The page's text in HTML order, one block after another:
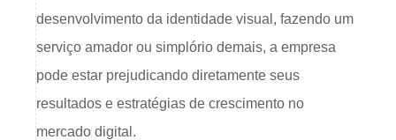
desenvolvimento da identidade visual, fazendo um
serviço amador ou simplório demais, a empresa
pode estar prejudicando diretamente seus
resultados e estratégias de crescimento no
mercado digital.